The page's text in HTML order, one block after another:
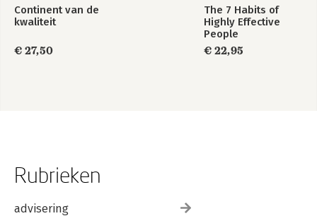
Continent van de
kwaliteit
€ 27,50
The 7 Habits of
Highly Effective
People
€ 22,95
Rubrieken
advisering